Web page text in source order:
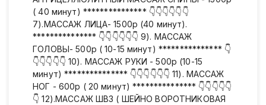
( 40 минут) *************** 👇👇👇👇👇👇
7).МАССАЖ ЛИЦА- 1500р (40 минут).
*************** 👇👇👇👇👇👇 9). МАССАЖ
ГОЛОВЫ- 500р ( 10-15 минут) *************** 👇
👇👇👇👇👇 10). МАССАЖ РУКИ - 500р (10-15
минут) *************** 👇👇👇👇👇👇 11). МАССАЖ
НОГ - 600р ( 20 минут) *************** 👇👇👇👇👇
👇 12).МАССАЖ ШВЗ ( ШЕЙНО ВОРОТНИКОВАЯ